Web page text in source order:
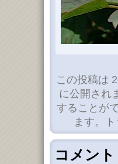
この投稿は
に公開され
することが
ます。
コメン